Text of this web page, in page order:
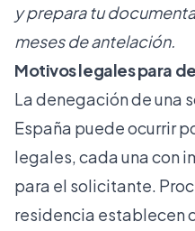
y prepara tu
meses de antelación.
Motivos legales para
La denegación de una
España puede ocurrir
legales, cada una con
para el solicitante.
residencia establecen